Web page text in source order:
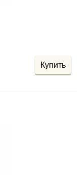
Купить